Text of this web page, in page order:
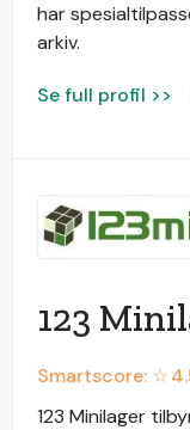
har
arkiv.
Se full profil >>
123
Smartscore: ☆
123 Minilager